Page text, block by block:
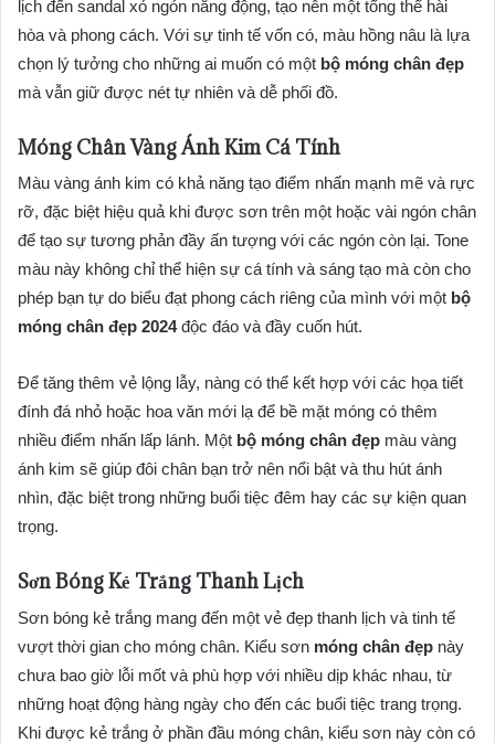
lịch đến sandal xỏ ngón năng động, tạo nên một tổng thể hài
hòa và phong cách. Với sự tinh tế vốn có, màu hồng nâu là lựa
chọn lý tưởng cho những ai muốn có một bộ móng chân đẹp
mà vẫn giữ được nét tự nhiên và dễ phối đồ.
Móng Chân Vàng Ánh Kim Cá Tính
Màu vàng ánh kim có khả năng tạo điểm nhấn mạnh mẽ và rực
rỡ, đặc biệt hiệu quả khi được sơn trên một hoặc vài ngón chân
để tạo sự tương phản đầy ấn tượng với các ngón còn lại. Tone
màu này không chỉ thể hiện sự cá tính và sáng tạo mà còn cho
phép bạn tự do biểu đạt phong cách riêng của mình với một bộ
móng chân đẹp 2024độc đáo và đầy cuốn hút.
Để tăng thêm vẻ lộng lẫy, nàng có thể kết hợp với các họa tiết
đính đá nhỏ hoặc hoa văn mới lạ để bề mặt móng có thêm
nhiều điểm nhấn lấp lánh. Một bộ móng chân đẹp màu vàng
ánh kim sẽ giúp đôi chân bạn trở nên nổi bật và thu hút ánh
nhìn, đặc biệt trong những buổi tiệc đêm hay các sự kiện quan
trọng.
Sơn Bóng Kẻ Trắng Thanh Lịch
Sơn bóng kẻ trắng mang đến một vẻ đẹp thanh lịch và tinh tế
vượt thời gian cho móng chân. Kiểu sơn móng chân đẹp này
chưa bao giờ lỗi mốt và phù hợp với nhiều dịp khác nhau, từ
những hoạt động hàng ngày cho đến các buổi tiệc trang trọng.
Khi được kẻ trắng ở phần đầu móng chân, kiểu sơn này còn có